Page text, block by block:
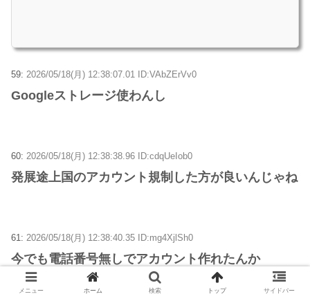
59: 2026/05/18(月) 12:38:07.01 ID:VAbZErVv0
Googleストレージ使わんし
60: 2026/05/18(月) 12:38:38.96 ID:cdqUeIob0
発展途上国のアカウント規制した方が良いんじゃね
61: 2026/05/18(月) 12:38:40.35 ID:mg4XjlSh0
今でも電話番号無しでアカウント作れたんか
メニュー ホーム 検索 トップ サイドバー